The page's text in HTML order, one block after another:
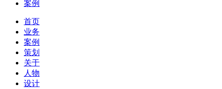
案例
首页
业务
案例
策划
关于
人物
设计